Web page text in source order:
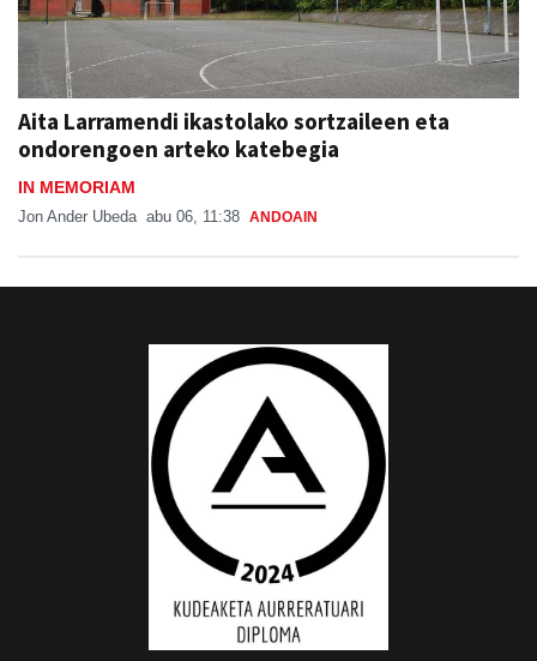
Aita Larramendi ikastolako sortzaileen eta
ondorengoen arteko katebegia
IN MEMORIAM
Jon Ander Ubeda abu 06, 11:38 ANDOAIN